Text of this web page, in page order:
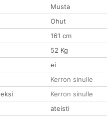
Musta
Ohut
161 cm
52 Kg
ei
Kerron sinulle
Kerron sinulle
ateisti